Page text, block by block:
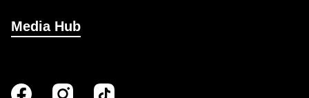
Media Hub